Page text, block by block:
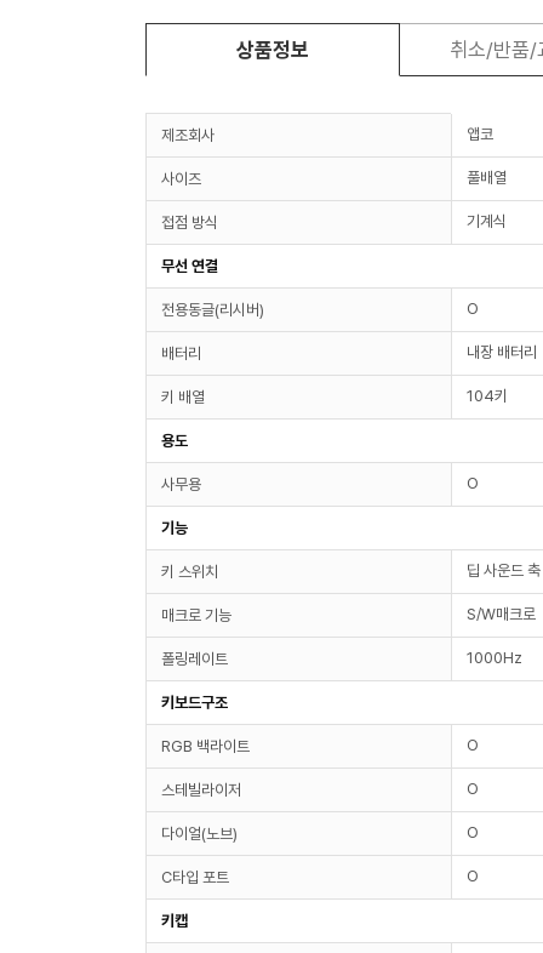
상품정보 취소/반품/
제조회사 앱코
사이즈 풀배열
접점 방식 기계식
무선 연결
전용동글(리시버) O
배터리 내장 배터리
키 배열 104키
용도
사무용 O
기능
키 스위치 딥 사운드 축
매크로 기능 S/W매크로
폴링레이트 1000Hz
키보드구조
RGB 백라이트 O
스테빌라이저 O
다이얼(노브) O
C타입 포트 O
키캡